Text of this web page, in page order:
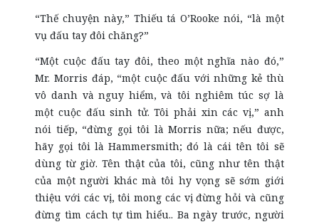
“Thế chuyện này,” Thiếu tá O’Rooke nói, “là một
vụ đấu tay đôi chăng?”
“Một cuộc đấu tay đôi, theo một nghĩa nào đó,”
Mr. Morris đáp, “một cuộc đấu với những kẻ thù
vô danh và nguy hiểm, và tôi nghiêm túc sợ là
một cuộc đấu sinh tử. Tôi phải xin các vị,” anh
nói tiếp, “đừng gọi tôi là Morris nữa; nếu được,
hãy gọi tôi là Hammersmith; đó là cái tên tôi sẽ
dùng từ giờ. Tên thật của tôi, cũng như tên thật
của một người khác mà tôi hy vọng sẽ sớm giới
thiệu với các vị, tôi mong các vị đừng hỏi và cũng
đừng tìm cách tự tìm hiểu.. Ba ngày trước, người